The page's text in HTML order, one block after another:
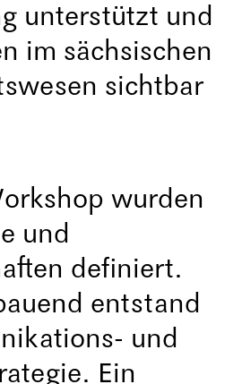
unterstützt und
im sächsischen
sichtbar
wurden
und
definiert.
entstand
und
Ein